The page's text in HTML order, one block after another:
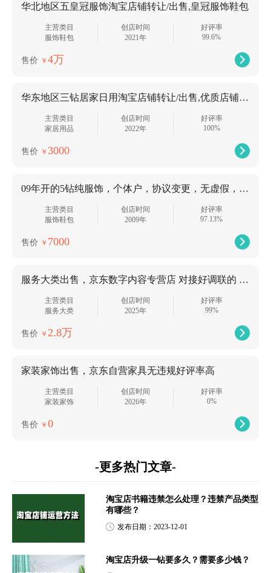
华北地区五皇冠服饰淘宝店铺转让/出售,皇冠服饰鞋包
主营类目
服饰鞋包
创店时间
2021年
好评率
99.6%
售价 ￥ 4万
华东地区三钻居家日用淘宝店铺转让/出售,优质店铺欢迎咨询
主营类目
家居用品
创店时间
2022年
好评率
100%
售价 ￥ 3000
09年开的5钻纯服饰，个体户，协议变更，无虚假，出售啦！！！
主营类目
服饰鞋包
创店时间
2009年
好评率
97.13%
售价 ￥ 7000
服务大类出售，京东数字内容专营店 对接好调联的 干净 诚心出售
主营类目
服务大类
创店时间
2025年
好评率
99%
售价 ￥ 2.8万
家装家饰出售，京东自营家具无违规好评率高
主营类目
家装家饰
创店时间
2026年
好评率
0%
售价 ￥ 0
-更多热门文章-
淘宝店书籍违禁怎么处理？违禁产品类型
有哪些？
发布日期：2023-12-01
淘宝店升级一钻要多久？需要多少钱？